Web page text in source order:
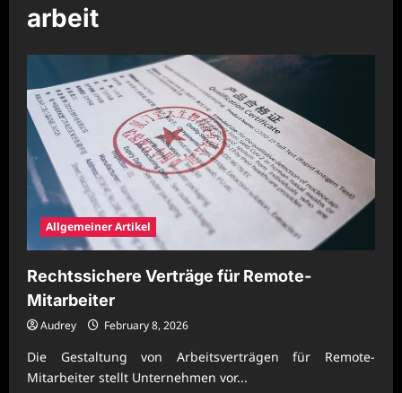
arbeit
Allgemeiner Artikel
Rechtssichere Verträge für Remote-
Mitarbeiter
Audrey February 8, 2026
Die Gestaltung von Arbeitsverträgen für Remote-
Mitarbeiter stellt Unternehmen vor...